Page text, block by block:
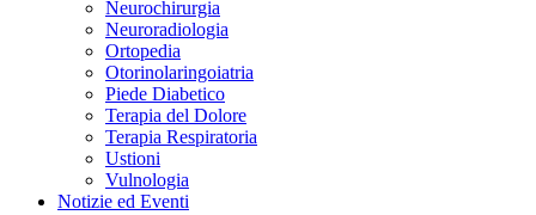
Neurochirurgia
Neuroradiologia
Ortopedia
Otorinolaringoiatria
Piede Diabetico
Terapia del Dolore
Terapia Respiratoria
Ustioni
Vulnologia
Notizie ed Eventi